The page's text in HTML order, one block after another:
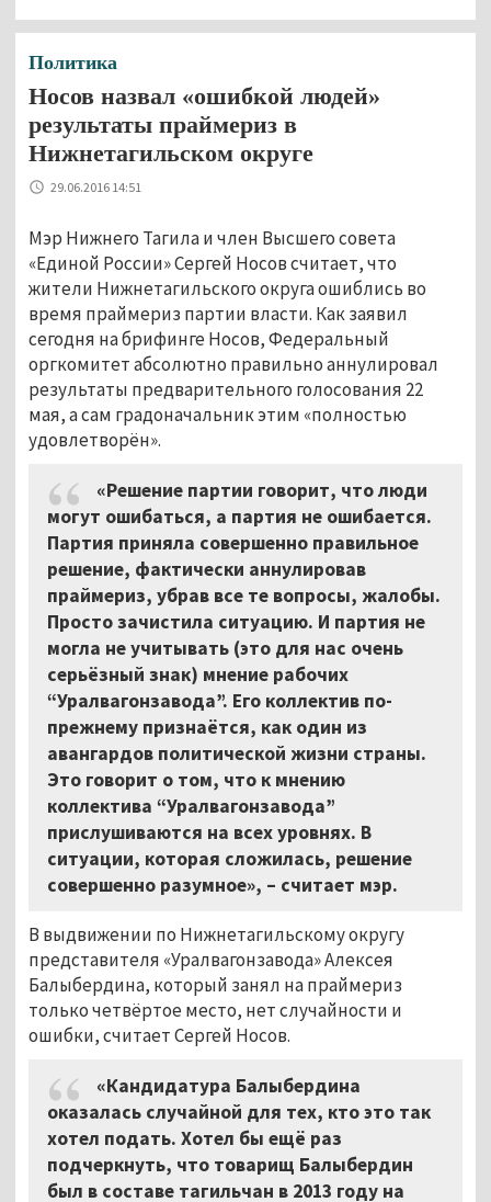
Политика
Носов назвал «ошибкой людей»
результаты праймериз в
Нижнетагильском округе
29.06.2016 14:51
Мэр Нижнего Тагила и член Высшего совета
«Единой России» Сергей Носов считает, что
жители Нижнетагильского округа ошиблись во
время праймериз партии власти. Как заявил
сегодня на брифинге Носов, Федеральный
оргкомитет абсолютно правильно аннулировал
результаты предварительного голосования 22
мая, а сам градоначальник этим «полностью
удовлетворён».
«Решение партии говорит, что люди
могут ошибаться, а партия не ошибается.
Партия приняла совершенно правильное
решение, фактически аннулировав
праймериз, убрав все те вопросы, жалобы.
Просто зачистила ситуацию. И партия не
могла не учитывать (это для нас очень
серьёзный знак) мнение рабочих
“Уралвагонзавода”. Его коллектив по-
прежнему признаётся, как один из
авангардов политической жизни страны.
Это говорит о том, что к мнению
коллектива “Уралвагонзавода”
прислушиваются на всех уровнях. В
ситуации, которая сложилась, решение
совершенно разумное», – считает мэр.
В выдвижении по Нижнетагильскому округу
представителя «Уралвагонзавода» Алексея
Балыбердина, который занял на праймериз
только четвёртое место, нет случайности и
ошибки, считает Сергей Носов.
«Кандидатура Балыбердина
оказалась случайной для тех, кто это так
хотел подать. Хотел бы ещё раз
подчеркнуть, что товарищ Балыбердин
был в составе тагильчан в 2013 году на